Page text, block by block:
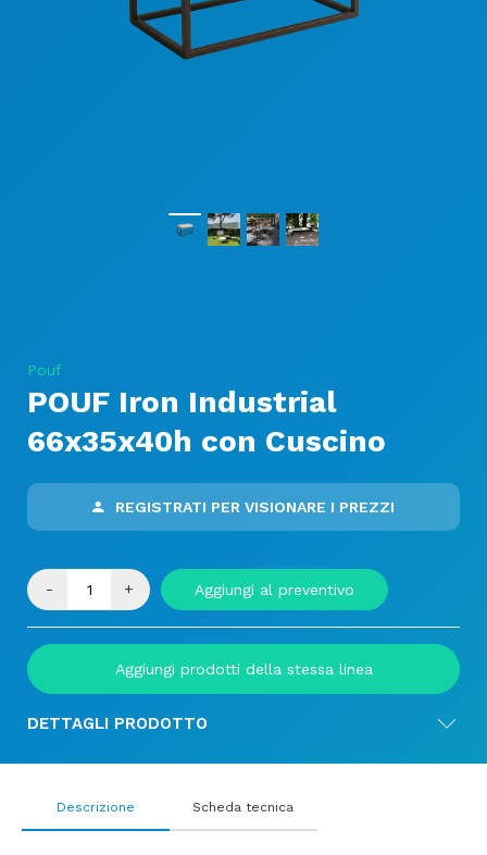
Pouf
POUF Iron Industrial
66x35x40h con Cuscino
REGISTRATI PER VISIONARE I PREZZI
- + Aggiungi al preventivo
Aggiungi prodotti della stessa linea
DETTAGLI PRODOTTO
Descrizione Scheda tecnica